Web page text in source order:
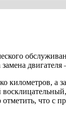
километров,
что с